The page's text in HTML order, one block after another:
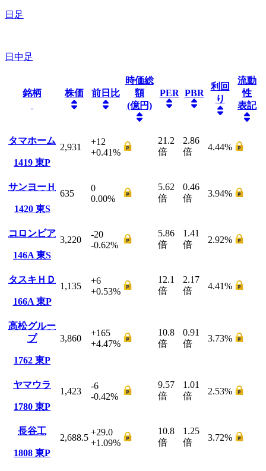
日足
日中足
銘柄 株価 前日比
時価総
額
(億円)
PER PBR
利回
り
流動
性
表記
タマホーム
1419 東P
2,931
+12
+0.41%
21.2
倍
2.86
倍
4.44%
サンヨーＨ
1420 東S
635
0
0.00%
5.62
倍
0.46
倍
3.94%
コロンビア
146A 東S
3,220
-20
-0.62%
5.86
倍
1.41
倍
2.92%
タスキＨＤ
166A 東P
1,135
+6
+0.53%
12.1
倍
2.17
倍
4.41%
高松グルー
プ
1762 東P
3,860
+165
+4.47%
10.8
倍
0.91
倍
3.73%
ヤマウラ
1780 東P
1,423
-6
-0.42%
9.57
倍
1.01
倍
2.53%
長谷工
1808 東P
2,688.5
+29.0
+1.09%
10.8
倍
1.25
倍
3.72%